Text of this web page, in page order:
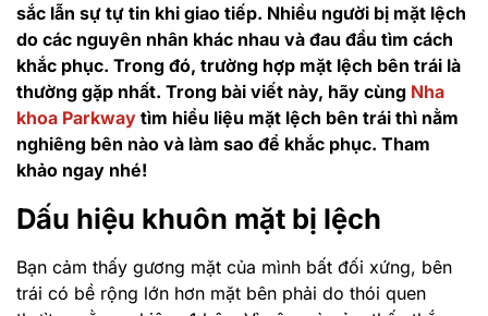
sắc lẫn sự tự tin khi giao tiếp. Nhiều người bị mặt lệch
do các nguyên nhân khác nhau và đau đầu tìm cách
khắc phục. Trong đó, trường hợp mặt lệch bên trái là
thường gặp nhất. Trong bài viết này, hãy cùng Nha
khoa Parkway tìm hiểu liệu mặt lệch bên trái thì nằm
nghiêng bên nào và làm sao để khắc phục. Tham
khảo ngay nhé!
Dấu hiệu khuôn mặt bị lệch
Bạn cảm thấy gương mặt của mình bất đối xứng, bên
trái có bề rộng lớn hơn mặt bên phải do thói quen